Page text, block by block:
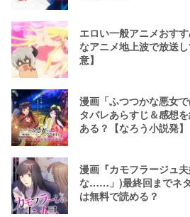
エロい一般アニメおす
なアニメ地上波で放送
意】
漫画「ふつつかな悪女
タバレあらすじ＆感想
ある？【なろう小説発】
漫画『カモフラージュ
な……」)最終回までネ
は無料で読める？